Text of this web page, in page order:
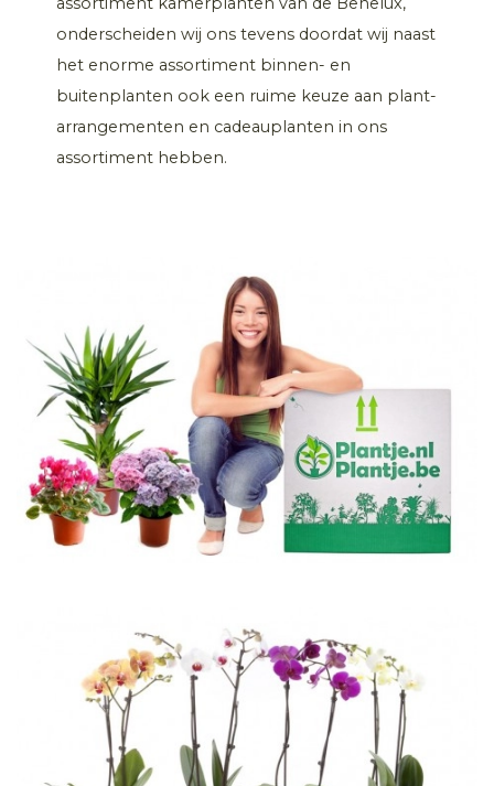
onderscheiden wij ons tevens doordat wij naast
het enorme assortiment binnen- en
buitenplanten ook een ruime keuze aan plant-
arrangementen en cadeauplanten in ons
assortiment hebben.